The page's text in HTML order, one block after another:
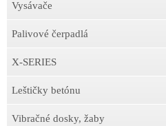
Vysávače
Palivové čerpadlá
X-SERIES
Leštičky betónu
Vibračné dosky, žaby